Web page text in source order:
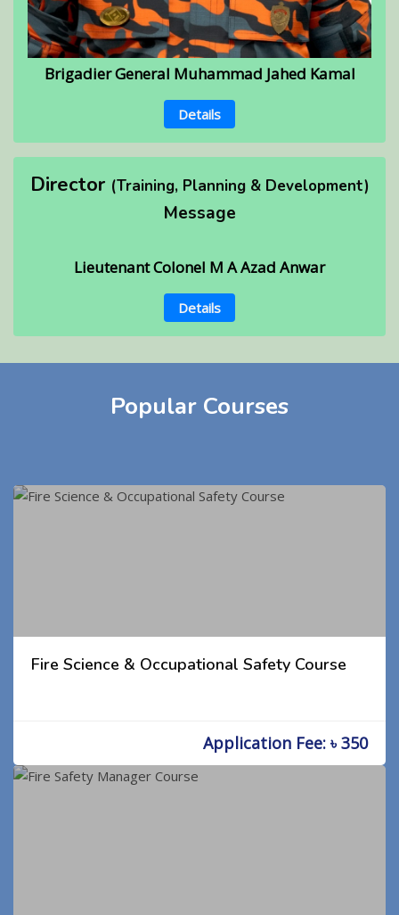
Brigadier General Muhammad Jahed Kamal
Details
Director (Training, Planning & Development)
Message
Lieutenant Colonel M A Azad Anwar
Details
Popular Courses
Fire Science & Occupational Safety Course
Application Fee: ৳ 350